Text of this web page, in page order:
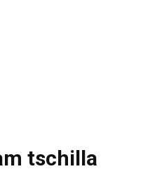
tschilla